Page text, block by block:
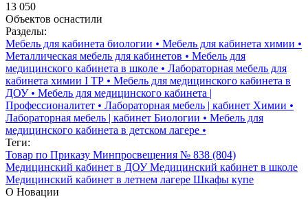
13 050
Объектов оснастили
Разделы:
Мебель для кабинета биологии • Мебель для кабинета химии •
Металлическая мебель для кабинетов • Мебель для
медицинского кабинета в школе • Лабораторная мебель для
кабинета химии I ТР • Мебель для медицинского кабинета в
ДОУ• Мебель для медицинского кабинета |
Профессионалитет • Лабораторная мебель | кабинет Химии •
Лабораторная мебель | кабинет Биологии • Мебель для
медицинского кабинета в детском лагере •
Теги:
Товар по Приказу Минпросвещения № 838 (804)
Медицинский кабинет в ДОУ Медицинский кабинет в школе
Медицинский кабинет в летнем лагере Шкафы купе
О Новации